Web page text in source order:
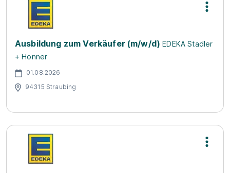
Ausbildung zum Verkäufer (m/w/d) EDEKA Stadler
+ Honner
01.08.2026
94315 Straubing